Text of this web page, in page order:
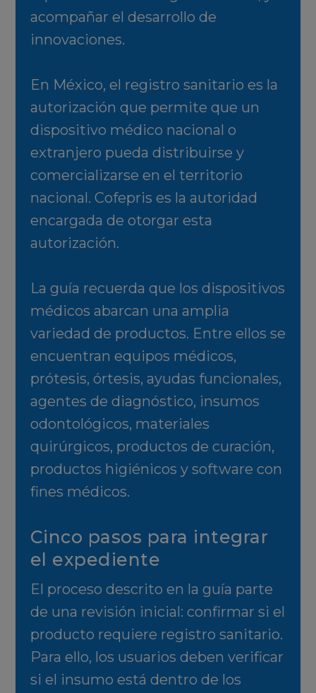
acompañar el desarrollo de
innovaciones.
En México, el registro sanitario es la
autorización que permite que un
dispositivo médico nacional o
extranjero pueda distribuirse y
comercializarse en el territorio
nacional. Cofepris es la autoridad
encargada de otorgar esta
autorización.
La guía recuerda que los dispositivos
médicos abarcan una amplia
variedad de productos. Entre ellos se
encuentran equipos médicos,
prótesis, órtesis, ayudas funcionales,
agentes de diagnóstico, insumos
odontológicos, materiales
quirúrgicos, productos de curación,
productos higiénicos y software con
fines médicos.
Cinco pasos para integrar
el expediente
El proceso descrito en la guía parte
de una revisión inicial: confirmar si el
producto requiere registro sanitario.
Para ello, los usuarios deben verificar
si el insumo está dentro de los